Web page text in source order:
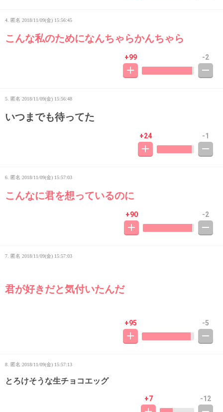
4. 匿名 2018/11/09(金) 15:56:45
こんな私のためになんちゃらかんちゃら
+99 -2
5. 匿名 2018/11/09(金) 15:56:48
いつまでも待ってた
+24 -1
6. 匿名 2018/11/09(金) 15:57:03
こんなに君を想っているのに
+90 -2
7. 匿名 2018/11/09(金) 15:57:03
君が好きだと気付いたんだ
+95 -5
8. 匿名 2018/11/09(金) 15:57:13
とろけそうな生チョコエッグ
+7 -12